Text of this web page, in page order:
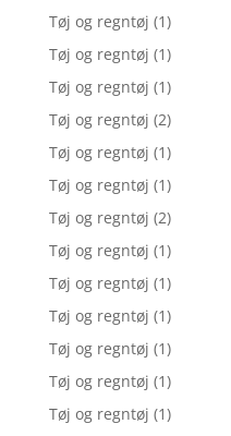
Tøj og regntøj (1)
Tøj og regntøj (1)
Tøj og regntøj (1)
Tøj og regntøj (2)
Tøj og regntøj (1)
Tøj og regntøj (1)
Tøj og regntøj (2)
Tøj og regntøj (1)
Tøj og regntøj (1)
Tøj og regntøj (1)
Tøj og regntøj (1)
Tøj og regntøj (1)
Tøj og regntøj (1)